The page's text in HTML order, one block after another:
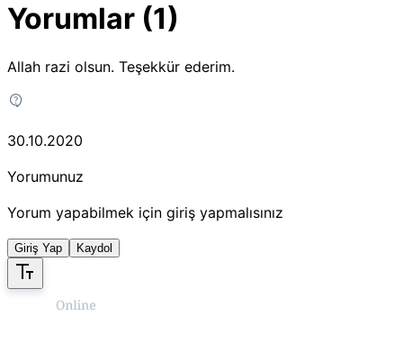
Yorumlar (1)
Allah razi olsun. Teşekkür ederim.
30.10.2020
Yorumunuz
Yorum yapabilmek için giriş yapmalısınız
Giriş Yap Kaydol